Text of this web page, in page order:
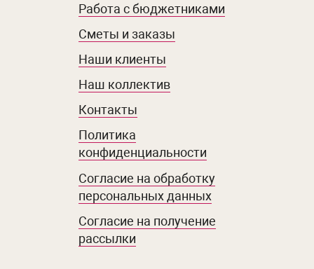
Работа с бюджетниками
Сметы и заказы
Наши клиенты
Наш коллектив
Контакты
Политика
конфиденциальности
Согласие на обработку
персональных данных
Согласие на получение
рассылки